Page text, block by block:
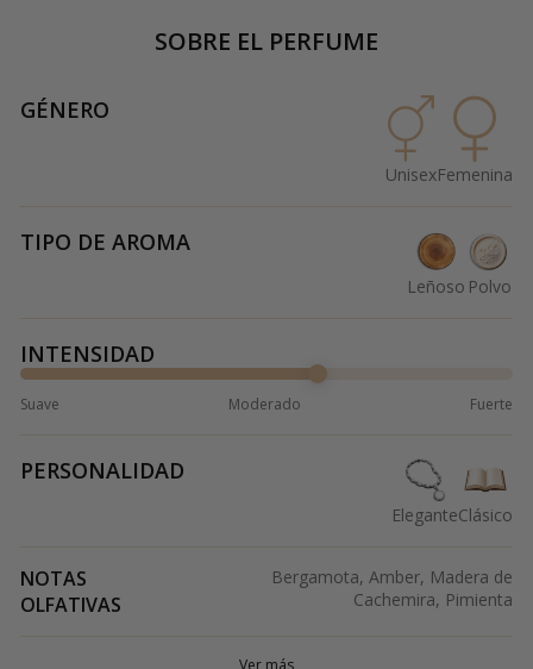
SOBRE EL PERFUME
GÉNERO
UnisexFemenina
TIPO DE AROMA
Leñoso Polvo
INTENSIDAD
Suave Moderado Fuerte
PERSONALIDAD
EleganteClásico
NOTAS
OLFATIVAS
Bergamota, Amber, Madera de
Cachemira, Pimienta